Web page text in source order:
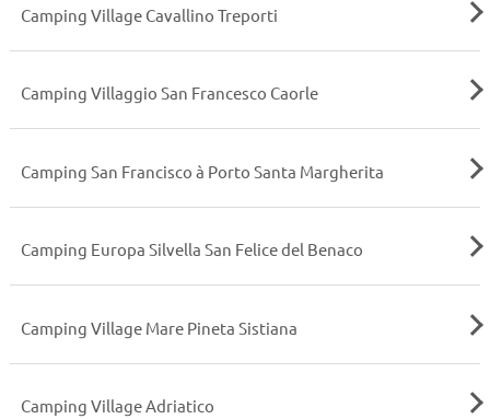
Camping Village Cavallino Treporti
Camping Villaggio San Francesco Caorle
Camping San Francisco à Porto Santa Margherita
Camping Europa Silvella San Felice del Benaco
Camping Village Mare Pineta Sistiana
Camping Village Adriatico